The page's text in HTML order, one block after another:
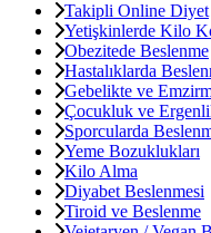
Takipli Online Diyet
Yetişkinlerde Kilo
Obezitede Beslenme
Hastalıklarda
Gebelikte ve
Çocukluk ve
Sporcularda
Yeme Bozuklukları
Kilo Alma
Diyabet Beslenmesi
Tiroid ve Beslenme